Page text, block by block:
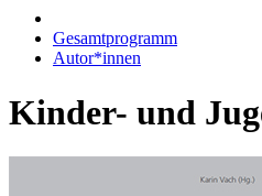
Gesamtprogramm
Autor*innen
Kinder- und